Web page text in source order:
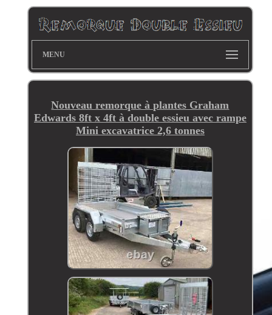
MENU
Nouveau remorque à plantes Graham
Edwards 8ft x 4ft à double essieu avec rampe
Mini excavatrice 2,6 tonnes